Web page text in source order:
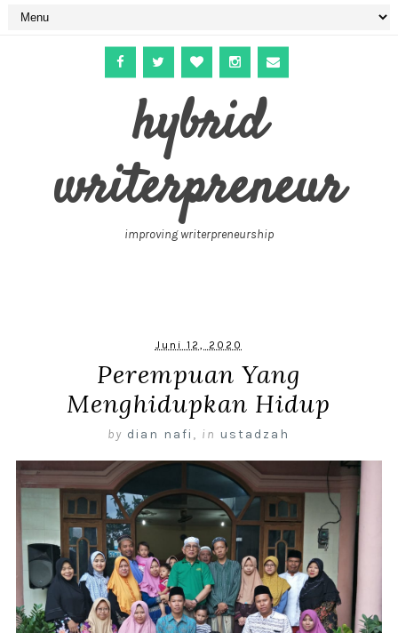
hybrid
writerpreneur
improving writerpreneurship
Juni 12, 2020
Perempuan Yang
Menghidupkan Hidup
by dian nafi , in ustadzah